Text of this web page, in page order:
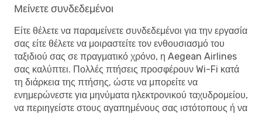
Μείνετε συνδεδεμένοι
Είτε θέλετε να παραμείνετε συνδεδεμένοι για την εργασία
σας είτε θέλετε να μοιραστείτε τον ενθουσιασμό του
ταξιδιού σας σε πραγματικό χρόνο, η Aegean Airlines
σας καλύπτει. Πολλές πτήσεις προσφέρουν Wi-Fi κατά
τη διάρκεια της πτήσης, ώστε να μπορείτε να
ενημερώνεστε για μηνύματα ηλεκτρονικού ταχυδρομείου,
να περιηγείστε στους αγαπημένους σας ιστότοπους ή να